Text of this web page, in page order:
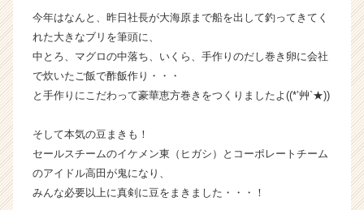
就
活
サ
イ
ト
チ
キ
ャ
リ
ア
（C
今年はなんと、昨日社長が大海原まで船を出して釣ってきてく
れた大きなブリを筆頭に、
中とろ、マグロの中落ち、いくら、手作りのだし巻き卵に会社
で炊いたご飯で酢飯作り・・・
と手作りにこだわって豪華恵方巻きをつくりましたよ((*’艸`★))
そして本気の豆まきも！
セールスチームのイケメン東（ヒガシ）とコーポレートチーム
のアイドル高田が鬼になり、
みんな必要以上に真剣に豆をまきました・・・！